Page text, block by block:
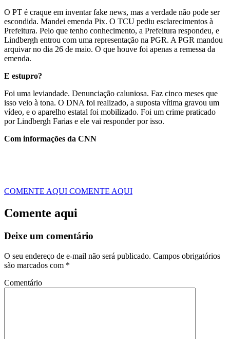
O PT é craque em inventar fake news, mas a verdade não pode ser
escondida. Mandei emenda Pix. O TCU pediu esclarecimentos à
Prefeitura. Pelo que tenho conhecimento, a Prefeitura respondeu, e
Lindbergh entrou com uma representação na PGR. A PGR mandou
arquivar no dia 26 de maio. O que houve foi apenas a remessa da
emenda.
E estupro?
Foi uma leviandade. Denunciação caluniosa. Faz cinco meses que
isso veio à tona. O DNA foi realizado, a suposta vítima gravou um
vídeo, e o aparelho estatal foi mobilizado. Foi um crime praticado
por Lindbergh Farias e ele vai responder por isso.
Com informações da CNN
COMENTE AQUI COMENTE AQUI
Comente aqui
Deixe um comentário
O seu endereço de e-mail não será publicado. Campos obrigatórios
são marcados com *
Comentário